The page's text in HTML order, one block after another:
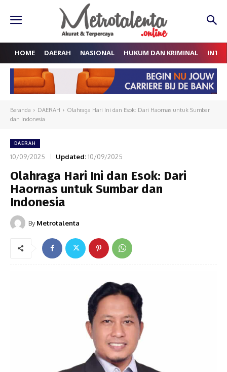
HOME DAERAH NASIONAL HUKUM DAN KRIMINAL
Beranda DAERAH
Olahraga Hari Ini dan Esok: Dari Haornas untuk Sumbar
dan Indonesia
DAERAH
10/09/2025 Updated:10/09/2025
Olahraga Hari Ini dan Esok: Dari
Haornas untuk Sumbar dan
Indonesia
By Metrotalenta